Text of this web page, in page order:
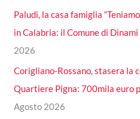
Paludi, la casa famiglia
in Calabria: il Comune di
2026
Corigliano-Rossano, stasera la
Quartiere Pigna: 700mila euro
Agosto 2026